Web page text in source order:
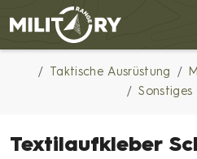
Army shop MILITARY RANGE
Taktische Ausrüstung
Sonstiges
Textilaufkleber